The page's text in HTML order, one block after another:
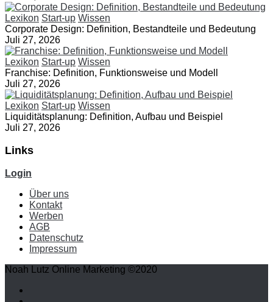
Lexikon Start-up Wissen
Corporate Design: Definition, Bestandteile und Bedeutung
Juli 27, 2026
Lexikon Start-up Wissen
Franchise: Definition, Funktionsweise und Modell
Juli 27, 2026
Lexikon Start-up Wissen
Liquiditätsplanung: Definition, Aufbau und Beispiel
Juli 27, 2026
Links
Login
Über uns
Kontakt
Werben
AGB
Datenschutz
Impressum
Noah Lutz Online Marketing ©2020